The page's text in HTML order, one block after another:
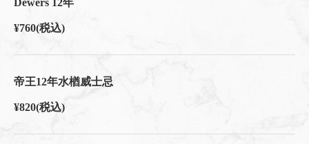
Dewers 12年
¥760(税込)
帝王12年水楢威士忌
¥820(税込)